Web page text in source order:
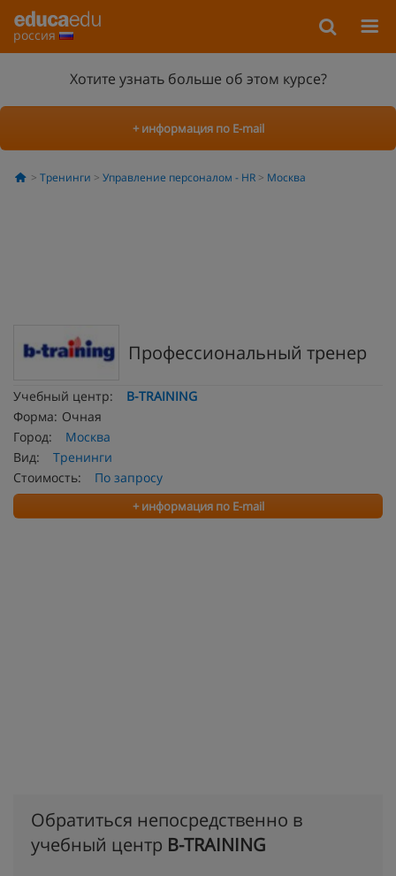
россия
Хотите узнать больше об этом курсе?
+ информация по E-mail
Тренинги Управление персоналом - HR Москва
Профессиональный тренер
Учебный центр:
B-TRAINING
Форма: Очная
Город:
Москва
Вид:
Тренинги
Стоимость:
По запросу
+ информация по E-mail
Обратиться непосредственно в
учебный центр B-TRAINING